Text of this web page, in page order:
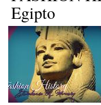
Egipto